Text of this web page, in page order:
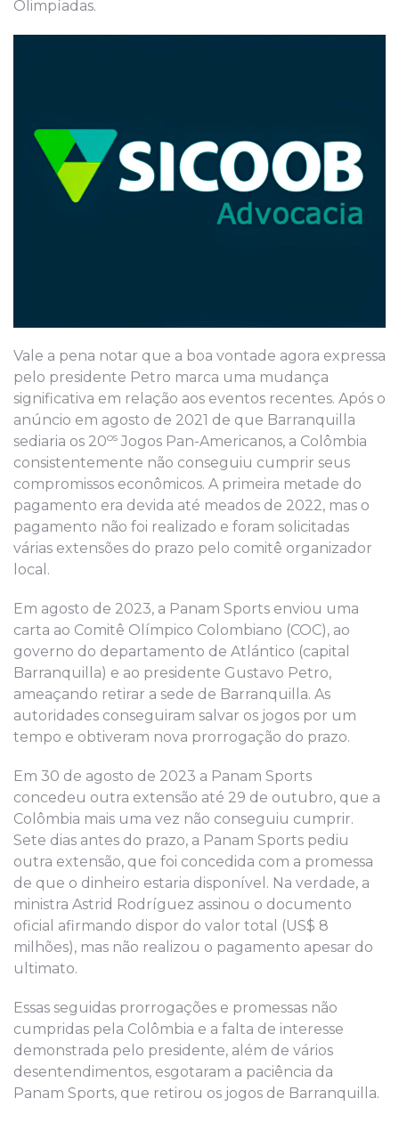
Olimpíadas.
Vale a pena notar que a boa vontade agora expressa
pelo presidente Petro marca uma mudança
significativa em relação aos eventos recentes. Após o
anúncio em agosto de 2021 de que Barranquilla
sediaria os 20os Jogos Pan-Americanos, a Colômbia
consistentemente não conseguiu cumprir seus
compromissos econômicos. A primeira metade do
pagamento era devida até meados de 2022, mas o
pagamento não foi realizado e foram solicitadas
várias extensões do prazo pelo comitê organizador
local.
Em agosto de 2023, a Panam Sports enviou uma
carta ao Comitê Olímpico Colombiano (COC), ao
governo do departamento de Atlántico (capital
Barranquilla) e ao presidente Gustavo Petro,
ameaçando retirar a sede de Barranquilla. As
autoridades conseguiram salvar os jogos por um
tempo e obtiveram nova prorrogação do prazo.
Em 30 de agosto de 2023 a Panam Sports
concedeu outra extensão até 29 de outubro, que a
Colômbia mais uma vez não conseguiu cumprir.
Sete dias antes do prazo, a Panam Sports pediu
outra extensão, que foi concedida com a promessa
de que o dinheiro estaria disponível. Na verdade, a
ministra Astrid Rodríguez assinou o documento
oficial afirmando dispor do valor total (US$ 8
milhões), mas não realizou o pagamento apesar do
ultimato.
Essas seguidas prorrogações e promessas não
cumpridas pela Colômbia e a falta de interesse
demonstrada pelo presidente, além de vários
desentendimentos, esgotaram a paciência da
Panam Sports, que retirou os jogos de Barranquilla.